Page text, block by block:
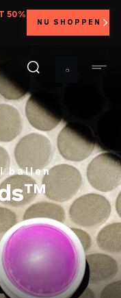
50%
NU SHOPPEN
ballen